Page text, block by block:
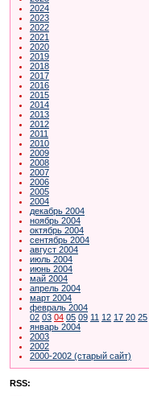
2024
2023
2022
2021
2020
2019
2018
2017
2016
2015
2014
2013
2012
2011
2010
2009
2008
2007
2006
2005
2004
декабрь 2004
ноябрь 2004
октябрь 2004
сентябрь 2004
август 2004
июль 2004
июнь 2004
май 2004
апрель 2004
март 2004
февраль 2004
02 03 04 05 09 11 12 17 20 25
январь 2004
2003
2002
2000-2002 (старый сайт)
RSS: